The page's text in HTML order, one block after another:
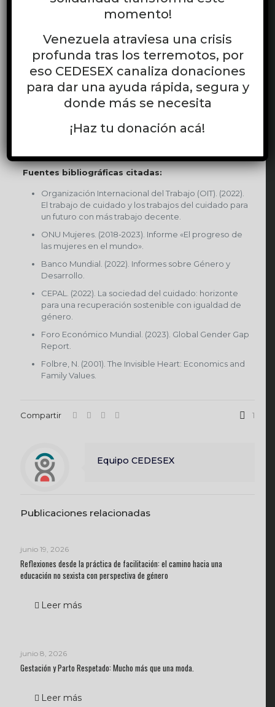
quienes cuidan -mujeres, familias, trabajadoras
remuneradas-, no es solo una medida para la igualdad de
género. Es la base para sociedades más resilientes, con
mayor empleo de calidad y bienestar para todas las
Invertir en cuidados es, en definitiva, reconocer por fin
en el centro.
Fuentes bibliográficas citadas:
Organización Internacional del Trabajo (OIT). (2022).
El trabajo de cuidado y los trabajos del cuidado para
un futuro con más trabajo decente.
ONU Mujeres. (2018-2023). Informe «El progreso de
las mujeres en el mundo».
Banco Mundial. (2022). Informes sobre Género y
Desarrollo.
CEPAL. (2022). La sociedad del cuidado: horizonte
para una recuperación sostenible con igualdad de
género.
Foro Económico Mundial. (2023). Global Gender Gap
Report.
Folbre, N. (2001). The Invisible Heart: Economics and
Family Values.
Compartir 1
Equipo CEDESEX
Publicaciones relacionadas
junio 19, 2026
Reflexiones desde la práctica de facilitación: el camino hacia una
educación no sexista con perspectiva de género
Leer más
junio 8, 2026
Gestación y Parto Respetado: Mucho más que una moda.
Leer más
momento!
Venezuela atraviesa una crisis
profunda tras los terremotos, por
eso CEDESEX canaliza donaciones
para dar una ayuda rápida, segura y
donde más se necesita
¡Haz tu donación acá!